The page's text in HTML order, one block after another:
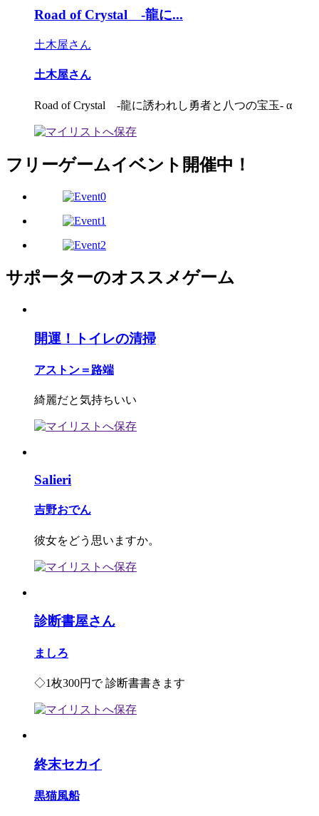
Road of Crystal -龍に...
土木屋さん
土木屋さん
Road of Crystal -龍に誘われし勇者と八つの宝玉‐ α
フリーゲームイベント開催中！
サポーターのオススメゲーム
開運！トイレの清掃
アストン＝路端
綺麗だと気持ちいい
Salieri
吉野おでん
彼女をどう思いますか。
診断書屋さん
ましろ
◇1枚300円で 診断書書きます
終末セカイ
黒猫風船